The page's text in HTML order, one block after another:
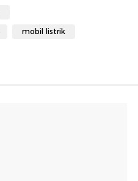
mobil listrik